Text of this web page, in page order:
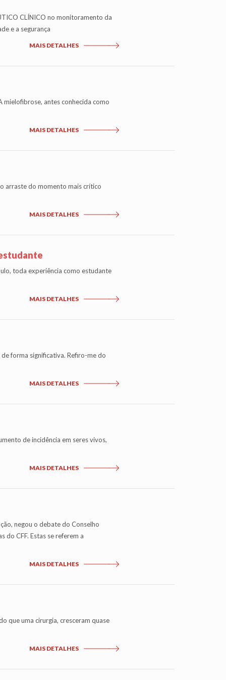
CLÍNICO no monitoramento da
e a segurança
MAIS DETALHES
antes conhecida como
MAIS DETALHES
arraste do momento mais crítico
MAIS DETALHES
toda experiência como estudante
MAIS DETALHES
forma significativa. Refiro-me do
MAIS DETALHES
de incidência em seres vivos,
MAIS DETALHES
negou o debate do Conselho
do CFF. Estas se referem a
MAIS DETALHES
que uma cirurgia, cresceram quase
MAIS DETALHES